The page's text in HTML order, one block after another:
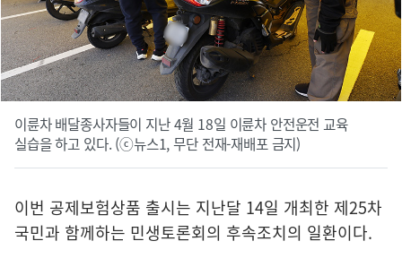
이륜차 배달종사자들이 지난 4월 18일 이륜차 안전운전 교육
실습을 하고 있다. (ⓒ뉴스1, 무단 전재-재배포 금지)
이번 공제보험상품 출시는 지난달 14일 개최한 제25차
국민과 함께하는 민생토론회의 후속조치의 일환이다.